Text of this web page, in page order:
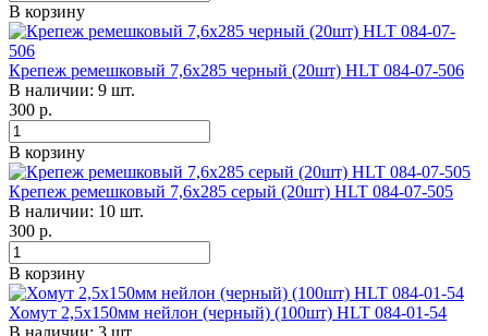
В корзину
Крепеж ремешковый 7,6х285 черный (20шт) HLT 084-07-506
В наличии: 9 шт.
300 р.
В корзину
Крепеж ремешковый 7,6х285 серый (20шт) HLT 084-07-505
В наличии: 10 шт.
300 р.
В корзину
Хомут 2,5х150мм нейлон (черный) (100шт) HLT 084-01-54
В наличии: 3 шт.